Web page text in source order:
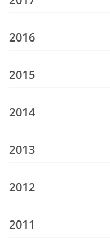
2016
2015
2014
2013
2012
2011